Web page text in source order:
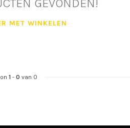
GEVONDEN!
MET WINKELEN
1- 0 van 0